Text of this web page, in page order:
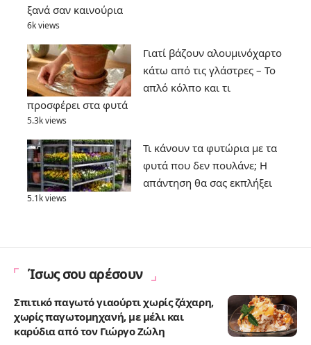
ξανά σαν καινούρια
6k views
Γιατί βάζουν αλουμινόχαρτο
κάτω από τις γλάστρες – Το
απλό κόλπο και τι
προσφέρει στα φυτά
5.3k views
Τι κάνουν τα φυτώρια με τα
φυτά που δεν πουλάνε; Η
απάντηση θα σας εκπλήξει
5.1k views
Ίσως σου αρέσουν
Σπιτικό παγωτό γιαούρτι χωρίς ζάχαρη,
χωρίς παγωτομηχανή, με μέλι και
καρύδια από τον Γιώργο Ζώλη